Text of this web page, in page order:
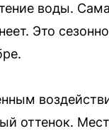
воды.
Это
оттенок.